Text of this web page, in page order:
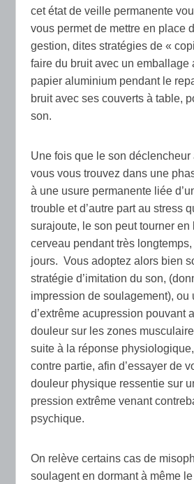
cet état de veille permanente
vous permet de mettre en place
gestion, dites stratégies de «
faire du bruit avec un emballage
papier aluminium pendant le
bruit avec ses couverts à table,
son.
Une fois que le son déclencheur
vous vous trouvez dans une
à une usure permanente liée
trouble et d’autre part au stress
surajoute, le son peut tourner en
cerveau pendant très
jours. Vous adoptez alors bien
stratégie d’imitation du son,
impression de soulagement), ou
d’extrême acupression pouvant
douleur sur les zones
suite à la réponse
contre partie, afin d’essayer de
douleur physique ressentie sur
pression extrême venant
psychique.
On relève certains cas de
soulagent en dormant à même